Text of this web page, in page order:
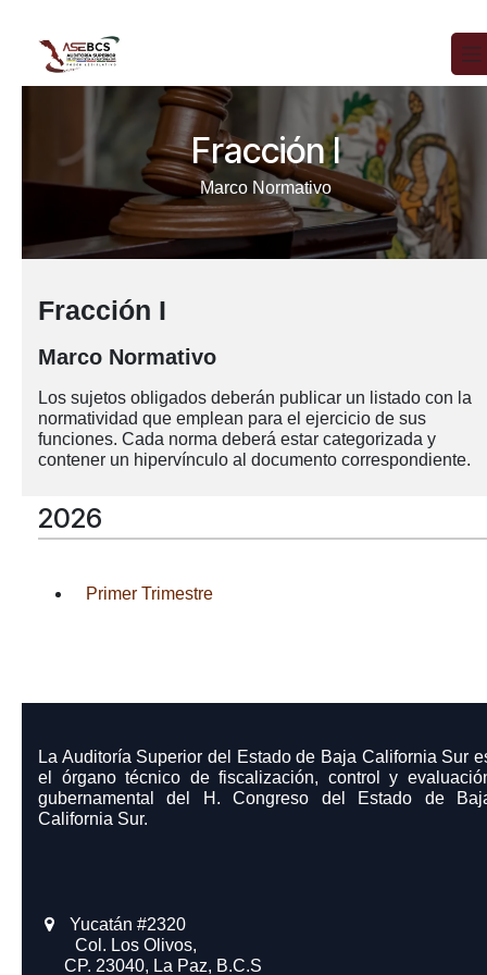
Fracción I
Marco Normativo
Fracción I
Marco Normativo
Los sujetos obligados deberán publicar un listado con la
normatividad que emplean para el ejercicio de sus
funciones. Cada norma deberá estar categorizada y
contener un hipervínculo al documento correspondiente.
2026
Primer Trimestre
La Auditoría Superior del Estado de Baja California Sur
el órgano técnico de fiscalización, control y
gubernamental del H. Congreso del Estado de
California Sur.
Yucatán #2320
​ Col. Los Olivos,
CP. 23040, La Paz, B.C.S